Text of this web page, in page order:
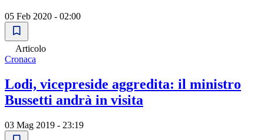
05 Feb 2020 - 02:00
Articolo
Cronaca
Lodi, vicepreside aggredita: il ministro
Bussetti andrà in visita
03 Mag 2019 - 23:19